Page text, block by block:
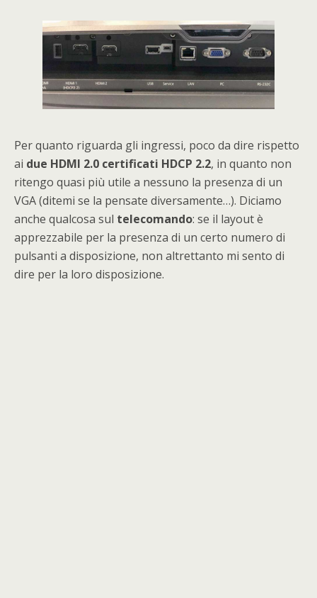
Per quanto riguarda gli ingressi, poco da dire rispetto
ai due HDMI 2.0 certificati HDCP 2.2, in quanto non
ritengo quasi più utile a nessuno la presenza di un
VGA (ditemi se la pensate diversamente…). Diciamo
anche qualcosa sul telecomando: se il layout è
apprezzabile per la presenza di un certo numero di
pulsanti a disposizione, non altrettanto mi sento di
dire per la loro disposizione.